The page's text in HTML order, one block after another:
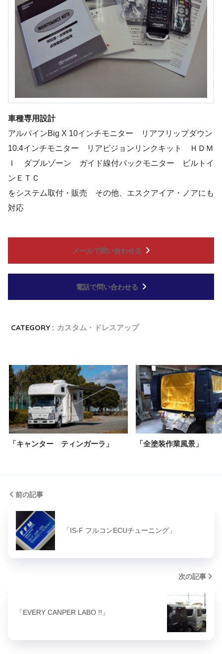
車種専用設計
アルパインBig X 10インチモニター リアフリップダウン
10.4インチモニター リアビジョンリンクキット ＨＤＭ
Ｉ ダブルゾーン ガイド線付バックモニター ビルトイ
ンＥＴＣ
をシステム取付・販売 その他、エスクアイア・ノアにも
対応
メールで問い合わせる
電話で問い合わせる
CATEGORY : カスタム・ドレスアップ
「キャンター ティンガーラ」 「全塗装作業風景」
前の記事
「IS-F フルコンECUチューニング」
次の記事
「EVERY CANPER LABO !!」